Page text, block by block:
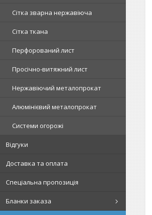
Сітка зварна нержавіюча
Сітка ткана
Перфорований лист
Просічно-витяжний лист
Нержавіючий металопрокат
Алюмінієвий металопрокат
Системи огорожі
Відгуки
Доставка та оплата
Спеціальна пропозиція
Бланки заказа